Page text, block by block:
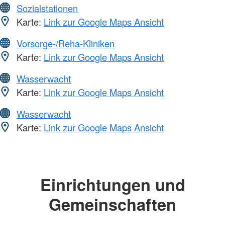
Sozialstationen
Karte: Link zur Google Maps Ansicht
Vorsorge-/Reha-Kliniken
Karte: Link zur Google Maps Ansicht
Wasserwacht
Karte: Link zur Google Maps Ansicht
Wasserwacht
Karte: Link zur Google Maps Ansicht
Einrichtungen und
Gemeinschaften